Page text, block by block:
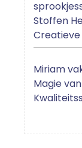
Stoffen
Miriam
Magie